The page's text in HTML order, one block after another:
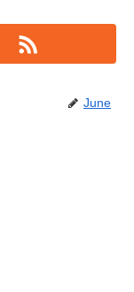
June